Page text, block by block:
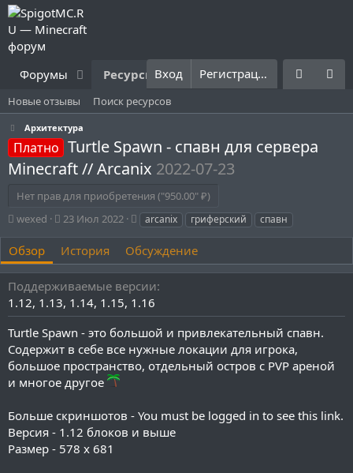
Форумы Ресурсы Что нового? Правила
Вход Регистрация
Новые отзывы Поиск ресурсов
Архитектура
Платно Turtle Spawn - спавн для сервера
Minecraft // Arcanix 2022-07-23
Нет прав для приобретения ("950.00" ₽)
А
т
о
р
wexed
Д
т
а
с
о
з
д
а
н
я
23 Июл 2022
Т
г
и
arcanix гриферский спавн
Обзор История Обсуждение
Поддерживаемые версии
1.12 1.13 1.14 1.15 1.16
Turtle Spawn - это большой и привлекательный спавн.
Содержит в себе все нужные локации для игрока,
большое пространство, отдельный остров с PVP ареной
и многое другое
Больше скриншотов - You must be logged in to see this link.
Версия - 1.12 блоков и выше
Размер - 578 x 681